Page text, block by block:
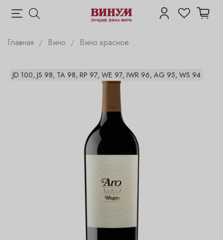
Главная Вино Вино красное
JD 100, JS 98, TA 98, RP 97, WE 97, IWR 96, AG 95, WS 94